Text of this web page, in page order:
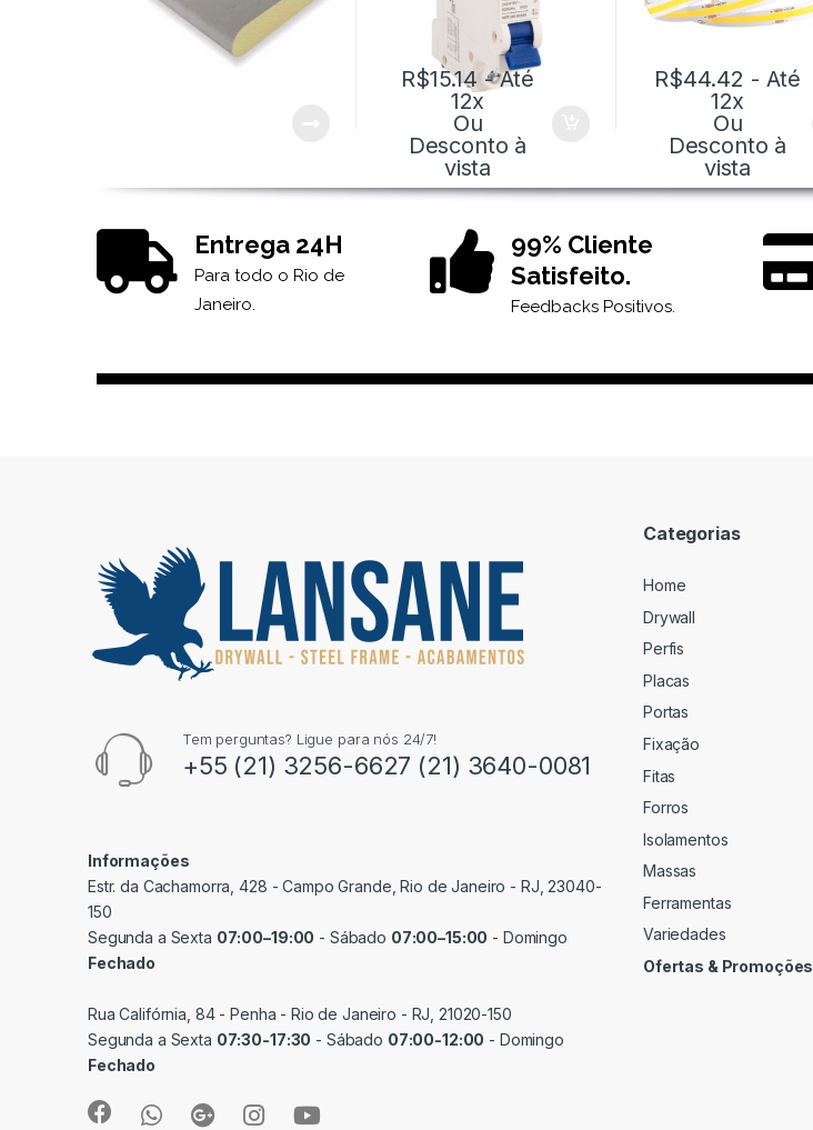
R$15.14 - Até
12x
Ou
Desconto à
vista
R$44.42 - Até
12x
Ou
Desconto à
vista
Entrega 24H
Para todo o Rio de
Janeiro.
99% Cliente
Satisfeito.
Feedbacks Positivos.
Tem perguntas? Ligue para nós 24/7!
+55 (21) 3256-6627 (21) 3640-0081
Informações
Estr. da Cachamorra, 428 - Campo Grande, Rio de Janeiro - RJ, 23040-
150
Segunda a Sexta 07:00–19:00 - Sábado 07:00–15:00 - Domingo
Fechado
Rua Califórnia, 84 - Penha - Rio de Janeiro - RJ, 21020-150
Segunda a Sexta 07:30-17:30 - Sábado 07:00-12:00 - Domingo
Fechado
Categorias
Home
Drywall
Perfis
Placas
Portas
Fixação
Fitas
Forros
Isolamentos
Massas
Ferramentas
Variedades
Ofertas & Promoções